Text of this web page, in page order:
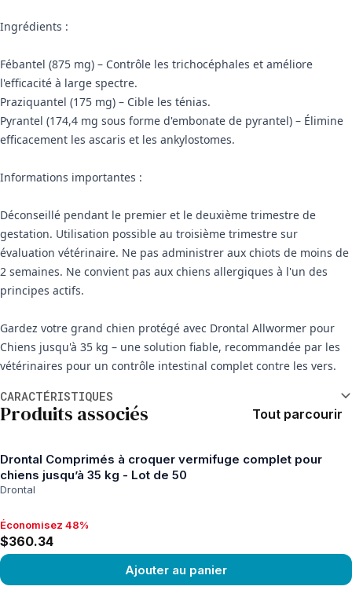
Ingrédients :
Fébantel (875 mg) – Contrôle les trichocéphales et améliore
l'efficacité à large spectre.
Praziquantel (175 mg) – Cible les ténias.
Pyrantel (174,4 mg sous forme d'embonate de pyrantel) – Élimine
efficacement les ascaris et les ankylostomes.
Informations importantes :
Déconseillé pendant le premier et le deuxième trimestre de
gestation. Utilisation possible au troisième trimestre sur
évaluation vétérinaire. Ne pas administrer aux chiots de moins de
2 semaines. Ne convient pas aux chiens allergiques à l'un des
principes actifs.
Gardez votre grand chien protégé avec Drontal Allwormer pour
Chiens jusqu'à 35 kg – une solution fiable, recommandée par les
vétérinaires pour un contrôle intestinal complet contre les vers.
CARACTÉRISTIQUES
Produits associés Tout parcourir
Drontal Comprimés à croquer vermifuge complet pour
chiens jusqu’à 35 kg - Lot de 50
Drontal
Économisez 48%, $360.34
Économisez 48%
$360.34
Ajouter au panier